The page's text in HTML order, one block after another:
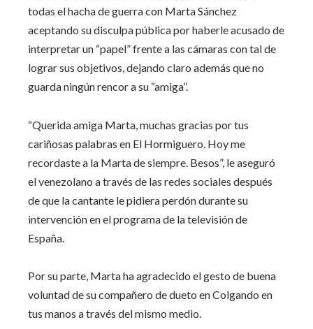
todas el hacha de guerra con Marta Sánchez
aceptando su disculpa pública por haberle acusado de
interpretar un “papel” frente a las cámaras con tal de
lograr sus objetivos, dejando claro además que no
guarda ningún rencor a su “amiga”.
“Querida amiga Marta, muchas gracias por tus
cariñosas palabras en El Hormiguero. Hoy me
recordaste a la Marta de siempre. Besos”, le aseguró
el venezolano a través de las redes sociales después
de que la cantante le pidiera perdón durante su
intervención en el programa de la televisión de
España.
Por su parte, Marta ha agradecido el gesto de buena
voluntad de su compañero de dueto en Colgando en
tus manos a través del mismo medio.